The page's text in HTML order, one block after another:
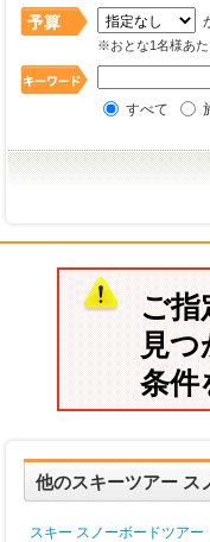
※おとな1名様あた
すべて
ご
見つ
条件
他のスキーツアー ス
スキー スノーボードツア